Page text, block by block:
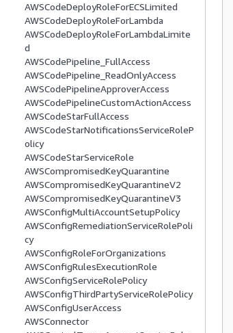
AWSCodeDeployRoleForECSLimited
AWSCodeDeployRoleForLambda
AWSCodeDeployRoleForLambdaLimite
d
AWSCodePipeline_FullAccess
AWSCodePipeline_ReadOnlyAccess
AWSCodePipelineApproverAccess
AWSCodePipelineCustomActionAccess
AWSCodeStarFullAccess
AWSCodeStarNotificationsServiceRoleP
olicy
AWSCodeStarServiceRole
AWSCompromisedKeyQuarantine
AWSCompromisedKeyQuarantineV2
AWSCompromisedKeyQuarantineV3
AWSConfigMultiAccountSetupPolicy
AWSConfigRemediationServiceRolePoli
cy
AWSConfigRoleForOrganizations
AWSConfigRulesExecutionRole
AWSConfigServiceRolePolicy
AWSConfigThirdPartyServiceRolePolicy
AWSConfigUserAccess
AWSConnector